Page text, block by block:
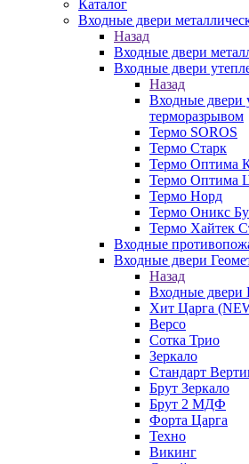
Каталог
Входные двери
Назад
Входные двери
Входные двери
Назад
Входные двери
терморазрывом
Термо SOROS
Термо Старк
Термо Оптима
Термо Оптима
Термо Норд
Термо Оникс
Термо Хайтек
Входные
Входные двери
Назад
Входные двери
Хит Царга
Версо
Сотка Трио
Зеркало
Стандарт
Брут Зеркало
Брут 2 МДФ
Форта Царга
Техно
Викинг